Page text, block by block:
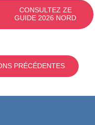
CONSULTEZ ZE
GUIDE 2026 NORD
PRÉCÉDENTES